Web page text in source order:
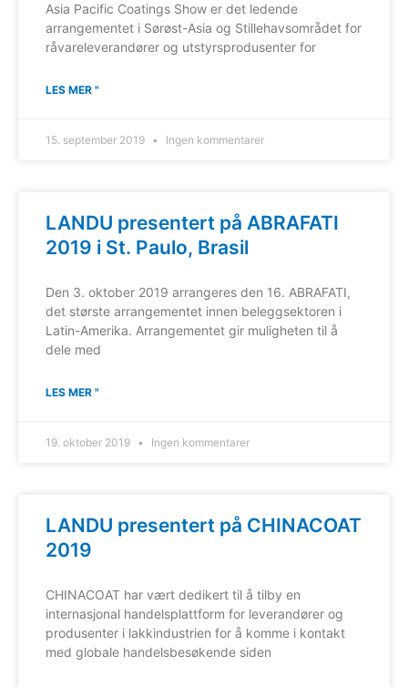
Asia Pacific Coatings Show er det ledende
arrangementet i Sørøst-Asia og Stillehavsområdet for
råvareleverandører og utstyrsprodusenter for
LES MER "
15. september 2019 Ingen kommentarer
LANDU presentert på ABRAFATI
2019 i St. Paulo, Brasil
Den 3. oktober 2019 arrangeres den 16. ABRAFATI,
det største arrangementet innen beleggsektoren i
Latin-Amerika. Arrangementet gir muligheten til å
dele med
LES MER "
19. oktober 2019 Ingen kommentarer
LANDU presentert på CHINACOAT
2019
CHINACOAT har vært dedikert til å tilby en
internasjonal handelsplattform for leverandører og
produsenter i lakkindustrien for å komme i kontakt
med globale handelsbesøkende siden